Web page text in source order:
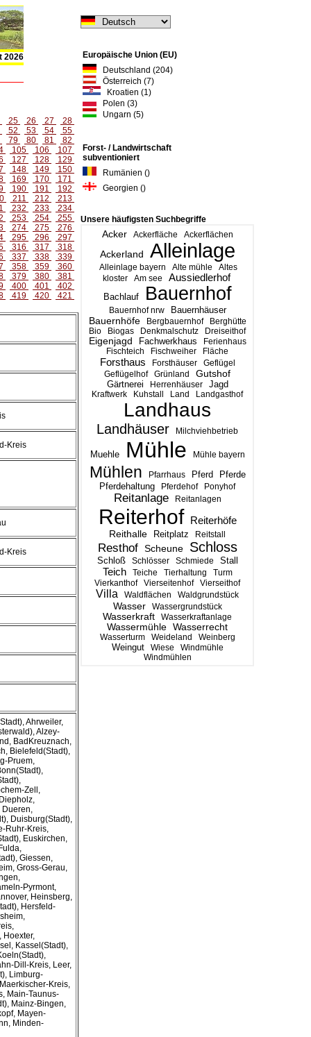
2026
Europäische Union (EU)
Deutschland (204)
Österreich (7)
Kroatien (1)
Polen (3)
Ungarn (5)
Forst- / Landwirtschaft
subventioniert
Rumänien ()
Georgien ()
Unsere häufigsten Suchbegriffe
Acker Ackerfläche Ackerflächen
Ackerland Alleinlage
Alleinlage bayern Alte mühle
Altes
kloster
Am see Aussiedlerhof
Bachlauf Bauernhof
Bauernhof nrw Bauernhäuser
Bauernhöfe Bergbauernhof
Berghütte
Bio
Biogas Denkmalschutz Dreiseithof
Eigenjagd Fachwerkhaus
Ferienhaus
Fischteich
Fischweiher Fläche
Forsthaus Forsthäuser
Geflügel
Geflügelhof
Grünland
Gutshof
Gärtnerei
Herrenhäuser Jagd
Kraftwerk Kuhstall Land Landgasthof
Landhaus
Landhäuser Milchviehbetrieb
Muehle Mühle Mühle bayern
Mühlen Pfarrhaus Pferd Pferde
Pferdehaltung Pferdehof Ponyhof
Reitanlage Reitanlagen
Reiterhof Reiterhöfe
Reithalle Reitplatz Reitstall
Resthof Scheune Schloss
Schloß Schlösser Schmiede Stall
Teich Teiche Tierhaltung
Turm
Vierkanthof
Vierseitenhof Vierseithof
Villa Waldflächen Waldgrundstück
Wasser Wassergrundstück
Wasserkraft Wasserkraftanlage
Wassermühle Wasserrecht
Wasserturm Weideland Weinberg
Weingut Wiese
Windmühle
Windmühlen
25 26 27
28
52 53 54
55
79 80 81
82
105 106
107
127 128
129
148 149
150
169 170
171
190 191
192
211 212
213
232 233
234
253 254
255
274 275
276
295 296
297
316 317
318
337 338
339
358 359
360
379 380
381
400 401
402
419 420 421
Kreis
Kreis
Ahrweiler,
Alzey-
BadKreuznach,
Bielefeld(Stadt),
Pruem,
Zell,
Dueren,
Duisburg(Stadt),
Ruhr-Kreis,
Euskirchen,
Giessen,
Gross-Gerau,
Pyrmont,
Heinsberg,
Hersfeld-
Hoexter,
Kassel(Stadt),
Dill-Kreis, Leer,
Limburg-
Kreis,
Main-Taunus-
Mainz-Bingen,
Mayen-
Minden-